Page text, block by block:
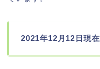
2021年12月12日現在